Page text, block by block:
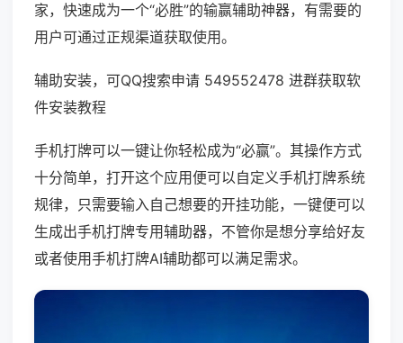
家，快速成为一个“必胜”的输赢辅助神器，有需要的
用户可通过正规渠道获取使用。
辅助安装，可QQ搜索申请 549552478 进群获取软
件安装教程
手机打牌可以一键让你轻松成为“必赢”。其操作方式
十分简单，打开这个应用便可以自定义手机打牌系统
规律，只需要输入自己想要的开挂功能，一键便可以
生成出手机打牌专用辅助器，不管你是想分享给好友
或者使用手机打牌AI辅助都可以满足需求。